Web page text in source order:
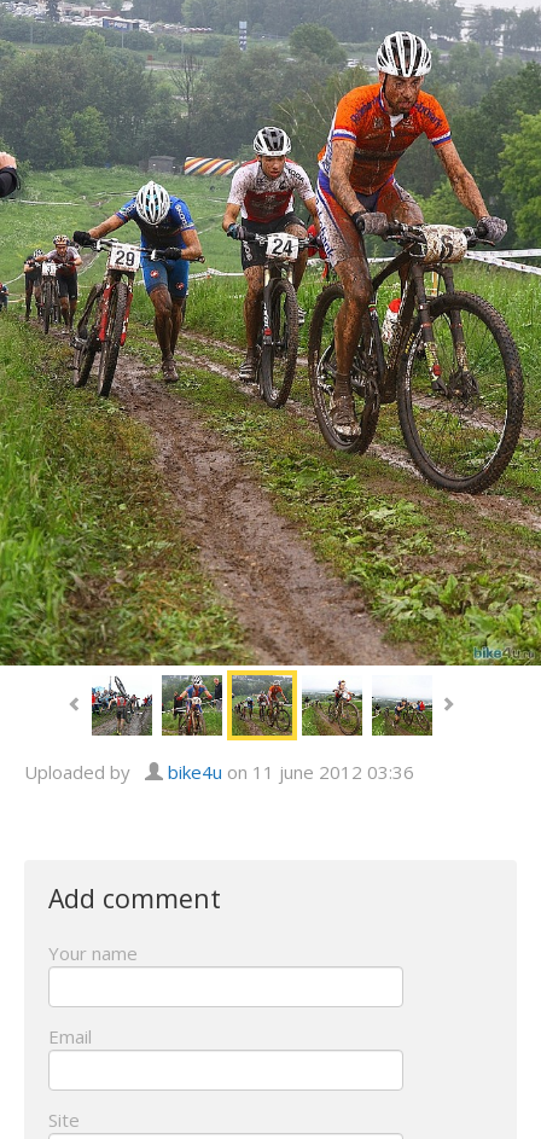
Uploaded by bike4u on 11 june 2012 03:36
Add comment
Your name
Email
Site